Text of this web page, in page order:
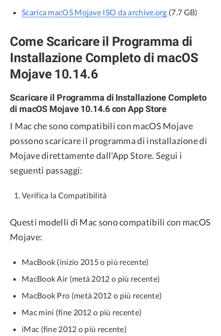
Scarica macOS Mojave ISO da archive.org (7.7 GB)
Come Scaricare il Programma di
Installazione Completo di macOS
Mojave 10.14.6
Scaricare il Programma di Installazione Completo
di macOS Mojave 10.14.6 con App Store
I Mac che sono compatibili con macOS Mojave
possono scaricare il programma di installazione di
Mojave direttamente dall'App Store. Segui i
seguenti passaggi:
Verifica la Compatibilità
Questi modelli di Mac sono compatibili con macOS
Mojave:
MacBook (inizio 2015 o più recente)
MacBook Air (metà 2012 o più recente)
MacBook Pro (metà 2012 o più recente)
Mac mini (fine 2012 o più recente)
iMac (fine 2012 o più recente)